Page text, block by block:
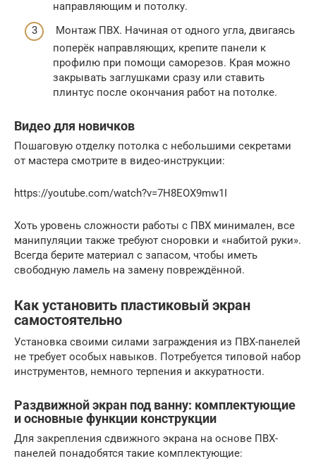
направляющим и потолку.
Монтаж ПВХ. Начиная от одного угла, двигаясь
поперёк направляющих, крепите панели к
профилю при помощи саморезов. Края можно
закрывать заглушками сразу или ставить
плинтус после окончания работ на потолке.
Видео для новичков
Пошаговую отделку потолка с небольшими секретами
от мастера смотрите в видео-инструкции:
https://youtube.com/watch?v=7H8EOX9mw1I
Хоть уровень сложности работы с ПВХ минимален, все
манипуляции также требуют сноровки и «набитой руки».
Всегда берите материал с запасом, чтобы иметь
свободную ламель на замену повреждённой.
Как установить пластиковый экран
самостоятельно
Установка своими силами заграждения из ПВХ-панелей
не требует особых навыков. Потребуется типовой набор
инструментов, немного терпения и аккуратности.
Раздвижной экран под ванну: комплектующие
и основные функции конструкции
Для закрепления сдвижного экрана на основе ПВХ-
панелей понадобятся такие комплектующие: